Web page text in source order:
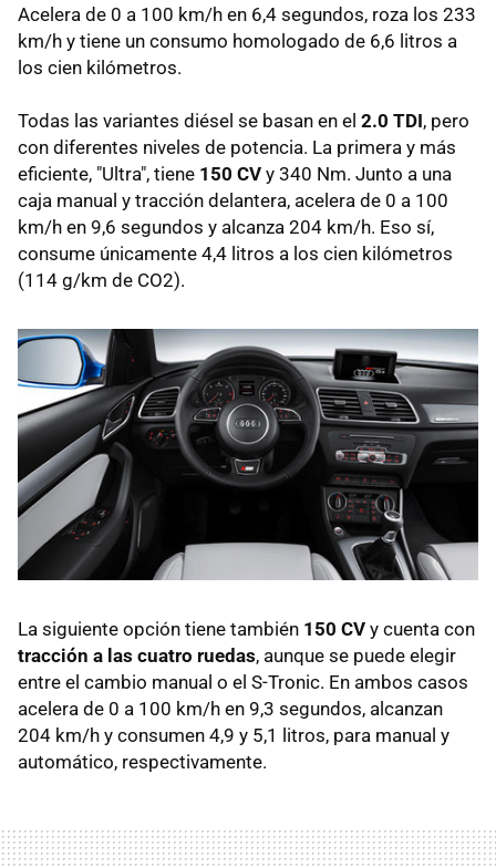
Acelera de 0 a 100 km/h en 6,4 segundos, roza los 233
km/h y tiene un consumo homologado de 6,6 litros a
los cien kilómetros.
Todas las variantes diésel se basan en el 2.0 TDI, pero
con diferentes niveles de potencia. La primera y más
eficiente, "Ultra", tiene 150 CV y 340 Nm. Junto a una
caja manual y tracción delantera, acelera de 0 a 100
km/h en 9,6 segundos y alcanza 204 km/h. Eso sí,
consume únicamente 4,4 litros a los cien kilómetros
(114 g/km de CO2).
La siguiente opción tiene también 150 CV y cuenta con
tracción a las cuatro ruedas, aunque se puede elegir
entre el cambio manual o el S-Tronic. En ambos casos
acelera de 0 a 100 km/h en 9,3 segundos, alcanzan
204 km/h y consumen 4,9 y 5,1 litros, para manual y
automático, respectivamente.